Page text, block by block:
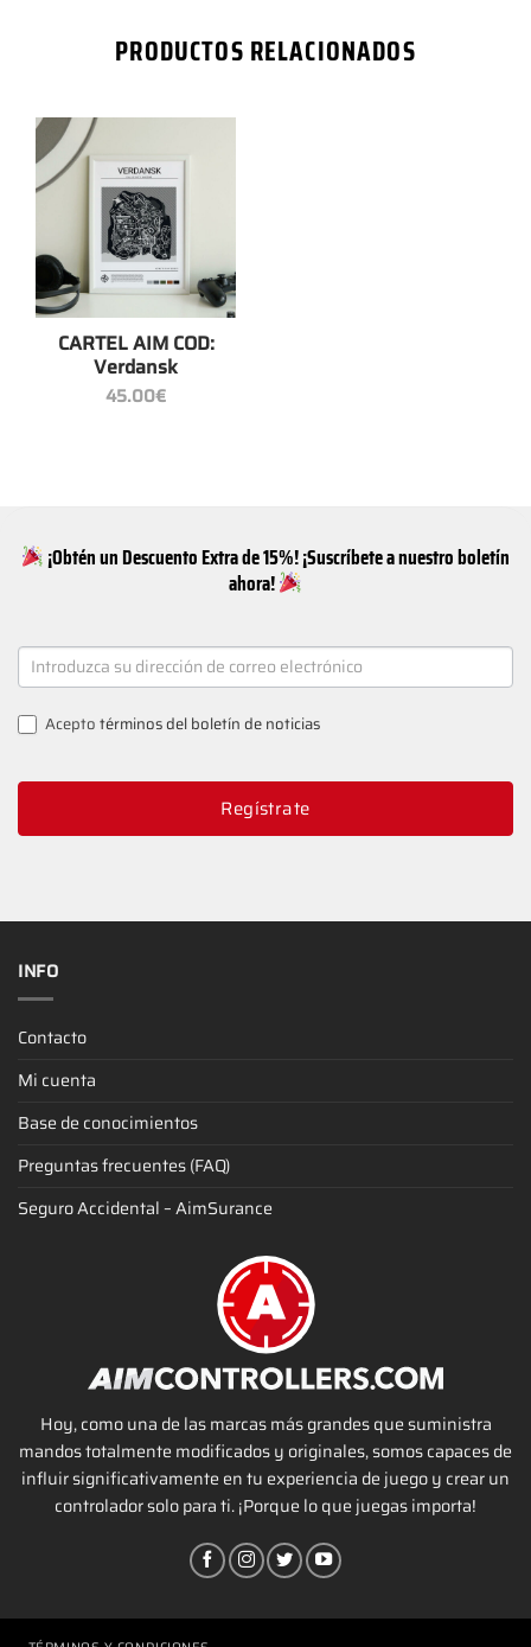
PRODUCTOS RELACIONADOS
CARTEL AIM COD:
Verdansk
45.00€
¡Obtén un Descuento Extra de 15%! ¡Suscríbete a nuestro boletín
ahora!
NEWSLETTER
SIGNUP
Aceptotérminos del boletín de noticias
Regístrate
INFO
Contacto
Mi cuenta
Base de conocimientos
Preguntas frecuentes (FAQ)
Seguro Accidental – AimSurance
Hoy, como una de las marcas más grandes que suministra
mandos totalmente modificados y originales, somos capaces de
influir significativamente en tu experiencia de juego y crear un
controlador solo para ti. ¡Porque lo que juegas importa!